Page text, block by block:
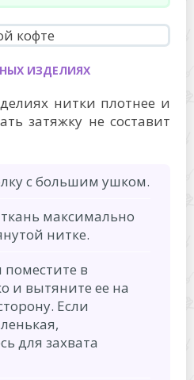
ИЗДЕЛИЯХ
нитки плотнее и
затяжку не составит
с большим ушком.
ткань максимально
нитке.
в
и вытяните ее на
Если
для захвата